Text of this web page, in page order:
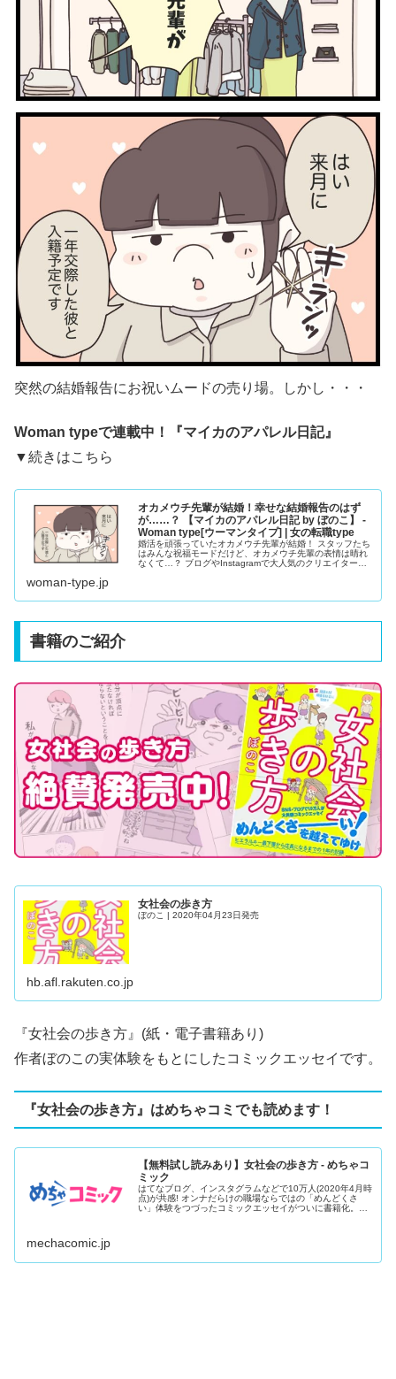
突然の結婚報告にお祝いムードの売り場。しかし・・・
Woman typeで連載中！『マイカのアパレル日記』
▼続きはこちら
オカメウチ先輩が結婚！幸せな結婚報告のはず
が……？ 【マイカのアパレル日記 by ぼのこ】 -
Woman type[ウーマンタイプ] | 女の転職type
婚活を頑張っていたオカメウチ先輩が結婚！ スタッフたち
はみんな祝福モードだけど、オカメウチ先輩の表情は晴れ
なくて…？ ブログやInstagramで大人気のクリエイター・
woman-type.jp
書籍のご紹介
女社会の歩き方
ぼのこ | 2020年04月23日発売
hb.afl.rakuten.co.jp
『女社会の歩き方 』(紙・電子書籍あり)
作者ぼのこの実体験をもとにしたコミックエッセイです。
『女社会の歩き方』はめちゃコミでも読めます！
【無料試し読みあり】女社会の歩き方 - めちゃコ
ミック
はてなブログ、インスタグラムなどで10万人(2020年4月時
点)が共感! オンナだらけの職場ならではの「めんどくさ
い」体験をつづったコミックエッセイがついに書籍化。子
mechacomic.jp